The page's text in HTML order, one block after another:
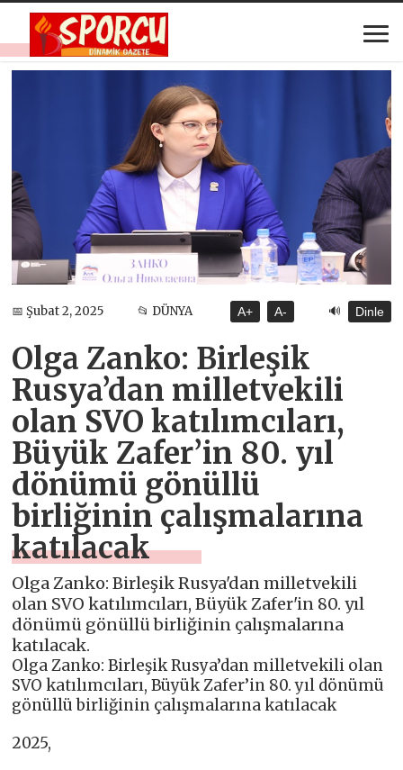
📅 Şubat 2, 2025 📂 DÜNYA A+ A- 🔊 Dinle
Olga Zanko: Birleşik
Rusya’dan milletvekili
olan SVO katılımcıları,
Büyük Zafer’in 80. yıl
dönümü gönüllü
birliğinin çalışmalarına
katılacak
Olga Zanko: Birleşik Rusya'dan milletvekili
olan SVO katılımcıları, Büyük Zafer'in 80. yıl
dönümü gönüllü birliğinin çalışmalarına
katılacak.
Olga Zanko: Birleşik Rusya’dan milletvekili olan
SVO katılımcıları, Büyük Zafer’in 80. yıl dönümü
gönüllü birliğinin çalışmalarına katılacak
2025,